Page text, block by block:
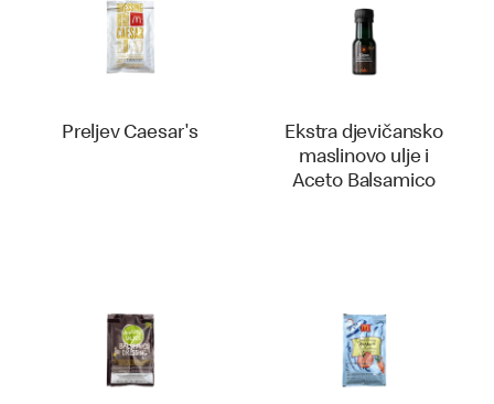
Preljev Caesar's
Ekstra djevičansko
maslinovo ulje i
Aceto Balsamico